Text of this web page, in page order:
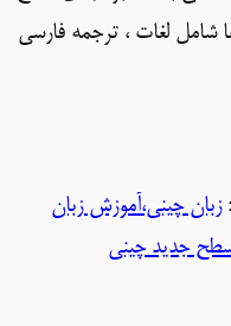
شامل لغات ، ترجمه فارسی
زبان چینی،آموزش زبان
جدید چینی